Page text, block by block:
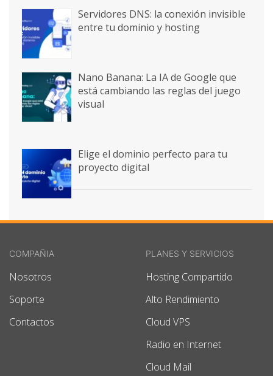
Servidores DNS: la conexión invisible
entre tu dominio y hosting
Nano Banana: La IA de Google que
está cambiando las reglas del juego
visual
Elige el dominio perfecto para tu
proyecto digital
COMPAÑIA
Nosotros
Soporte
Contactos
PLANES Y SERVICIOS
Hosting Compartido
Alto Rendimiento
Cloud VPS
Radio en Internet
Cloud Mail